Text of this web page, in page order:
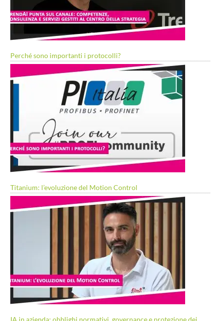
Perché sono importanti i protocolli?
Titanium: l’evoluzione del Motion Control